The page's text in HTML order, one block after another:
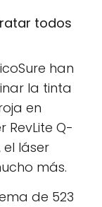
todos
han
la tinta
en
Q-
el láser
más.
de 523